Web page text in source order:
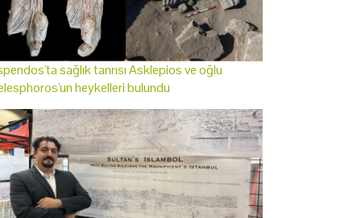
sağlık tanrısı Asklepios ve oğlu
heykelleri bulundu